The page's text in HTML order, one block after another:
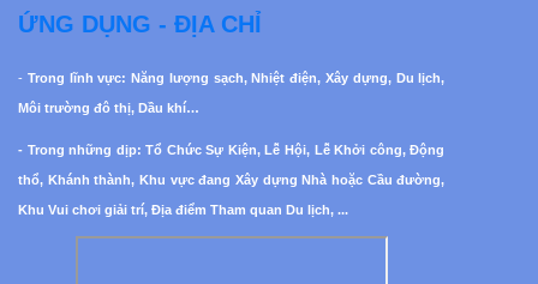
ỨNG DỤNG - ĐỊA CHỈ
- Trong lĩnh vực: Năng lượng sạch, Nhiệt điện, Xây dựng, Du lịch,
Môi trường đô thị, Dầu khí…
- Trong những dịp: Tổ Chức Sự Kiện, Lễ Hội, Lễ Khởi công, Động
thổ, Khánh thành, Khu vực đang Xây dựng Nhà hoặc Cầu đường,
Khu Vui chơi giải trí, Địa điểm Tham quan Du lịch, ...